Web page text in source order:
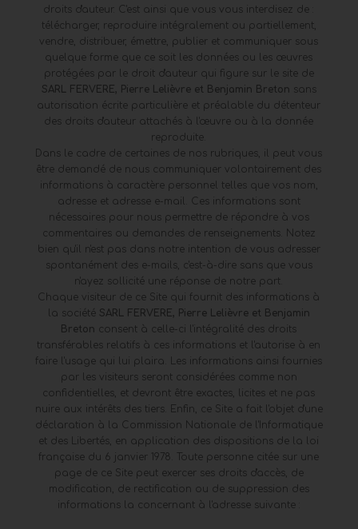
droits d'auteur. C'est ainsi que vous vous interdisez de :
télécharger, reproduire intégralement ou partiellement,
vendre, distribuer, émettre, publier et communiquer sous
quelque forme que ce soit les données ou les œuvres
protégées par le droit d'auteur qui figure sur le site de
SARL FERVERE, Pierre Lelièvre et Benjamin Breton sans
autorisation écrite particulière et préalable du détenteur
des droits d'auteur attachés à l'œuvre ou à la donnée
reproduite.
Dans le cadre de certaines de nos rubriques, il peut vous
être demandé de nous communiquer volontairement des
informations à caractère personnel telles que vos nom,
adresse et adresse e-mail. Ces informations sont
nécessaires pour nous permettre de répondre à vos
commentaires ou demandes de renseignements. Notez
bien qu'il n'est pas dans notre intention de vous adresser
spontanément des e-mails, c'est-à-dire sans que vous
n'ayez sollicité une réponse de notre part.
Chaque visiteur de ce Site qui fournit des informations à
la société SARL FERVERE, Pierre Lelièvre et Benjamin
Breton consent à celle-ci l'intégralité des droits
transférables relatifs à ces informations et l'autorise à en
faire l'usage qui lui plaira. Les informations ainsi fournies
par les visiteurs seront considérées comme non
confidentielles, et devront être exactes, licites et ne pas
nuire aux intérêts des tiers. Enfin, ce Site a fait l'objet d'une
déclaration à la Commission Nationale de l'Informatique
et des Libertés, en application des dispositions de la loi
française du 6 janvier 1978. Toute personne citée sur une
page de ce Site peut exercer ses droits d'accès, de
modification, de rectification ou de suppression des
informations la concernant à l'adresse suivante :